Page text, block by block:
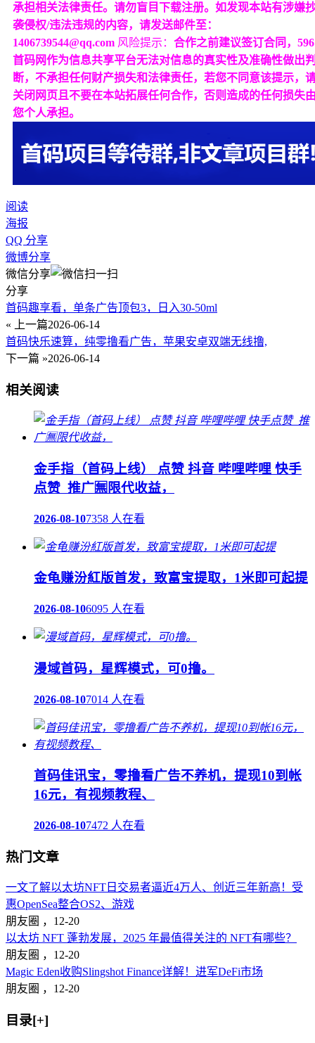
承担相关法律责任。请勿盲目下载注册。如发现本站有涉嫌
袭侵权/违法违规的内容，请发送邮件至：
1406739544@qq.com 风险提示： 合作之前建议签订合同，596
首码网作为信息共享平台无法对信息的真实性及准确性做出
断，不承担任何财产损失和法律责任，若您不同意该提示，
关闭网页且不要在本站拓展任何合作，否则造成的任何损失
您个人承担。
阅读
海报
QQ 分享
微博分享
微信分享
分享
首码趣享看，单条广告顶包3，日入30-50ml
« 上一篇2026-06-14
首码快乐速算，纯零撸看广告，苹果安卓双端无线撸,
下一篇 »2026-06-14
相关阅读
金手指（首码上线） 点赞 抖音 哔哩哔哩 快手
点赞 推广🈚限代收益，
2026-08-107358 人在看
金龟赚汾紅版首发，致富宝提取，1米即可起提
2026-08-106095 人在看
漫域首码，星辉模式，可0撸。
2026-08-107014 人在看
首码佳讯宝，零撸看广告不养机，提现10到帐
16元，有视频教程、
2026-08-107472 人在看
热门文章
一文了解以太坊NFT日交易者逼近4万人、创近三年新高！受
惠OpenSea整合OS2、游戏
朋友圈 ， 12-20
以太坊 NFT 蓬勃发展，2025 年最值得关注的 NFT有哪些？
朋友圈 ， 12-20
Magic Eden收购Slingshot Finance详解！进军DeFi市场
朋友圈 ， 12-20
目录[+]